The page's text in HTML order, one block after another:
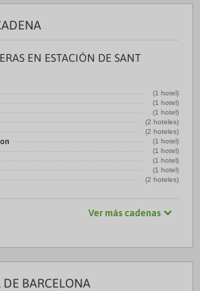
EN ESTACIÓN DE SANT
(1 hotel)
(1 hotel)
(1 hotel)
(2 hoteles)
(2 hoteles)
(1 hotel)
(1 hotel)
(1 hotel)
(1 hotel)
(2 hoteles)
Ver más cadenas
DE BARCELONA